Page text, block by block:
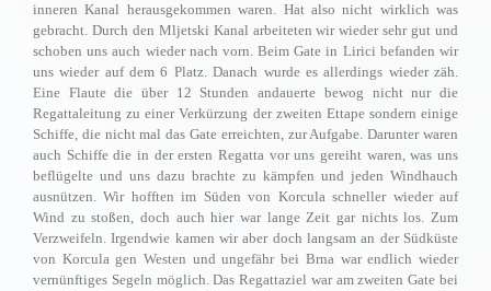
inneren Kanal herausgekommen waren. Hat also nicht wirklich was
gebracht. Durch den Mljetski Kanal arbeiteten wir wieder sehr gut und
schoben uns auch wieder nach vorn. Beim Gate in Lirici befanden wir
uns wieder auf dem 6 Platz. Danach wurde es allerdings wieder zäh.
Eine Flaute die über 12 Stunden andauerte bewog nicht nur die
Regattaleitung zu einer Verkürzung der zweiten Ettape sondern einige
Schiffe, die nicht mal das Gate erreichten, zur Aufgabe. Darunter waren
auch Schiffe die in der ersten Regatta vor uns gereiht waren, was uns
beflügelte und uns dazu brachte zu kämpfen und jeden Windhauch
ausnützen. Wir hofften im Süden von Korcula schneller wieder auf
Wind zu stoßen, doch auch hier war lange Zeit gar nichts los. Zum
Verzweifeln. Irgendwie kamen wir aber doch langsam an der Südküste
von Korcula gen Westen und ungefähr bei Brna war endlich wieder
vernünftiges Segeln möglich. Das Regattaziel war am zweiten Gate bei